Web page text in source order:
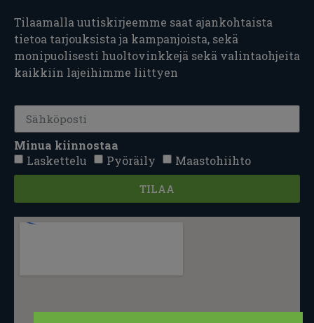
Tilaamalla uutiskirjeemme saat ajankohtaista
tietoa tarjouksista ja kampanjoista, sekä
monipuolisesti huoltovinkkejä sekä valintaohjeita
kaikkiin lajeihimme liittyen
Minua kiinnostaa
Laskettelu
Pyöräily Maastohiihto
TILAA